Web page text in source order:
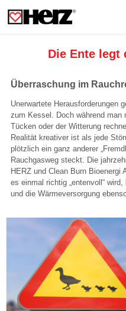
Die Ente legt
Überraschung im
Unerwartete Herausforderungen
zum Kessel. Doch während man
Tücken oder der Witterung
Realität kreativer ist als jede
plötzlich ein ganz anderer
Rauchgasweg steckt. Die
HERZ und Clean Burn Bioenergi
es einmal richtig „entenvoll“
und die Wärmeversorgung